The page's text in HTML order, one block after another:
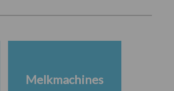
Melkmachines